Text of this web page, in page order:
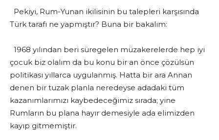
Pekiyi, Rum-Yunan ikilisinin bu talepleri karşısında
Türk tarafı ne yapmıştır? Buna bir bakalım:
1968 yılından beri süregelen müzakerelerde hep iyi
çocuk biz olalım da bu konu bir an önce çözülsün
politikası yıllarca uygulanmış. Hatta bir ara Annan
denen bir tuzak planla neredeyse adadaki tüm
kazanımlarımızı kaybedeceğimiz sırada; yine
Rumların bu plana hayır demesiyle ada elimizden
kayıp gitmemiştir.